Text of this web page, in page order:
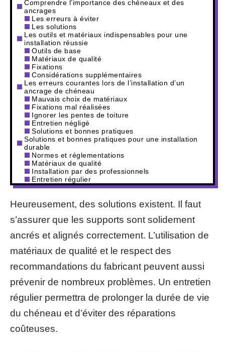
Comprendre l’importance des chéneaux et des
ancrages
Les erreurs à éviter
Les solutions
Les outils et matériaux indispensables pour une
installation réussie
Outils de base
Matériaux de qualité
Fixations
Considérations supplémentaires
Les erreurs courantes lors de l’installation d’un
ancrage de chéneau
Mauvais choix de matériaux
Fixations mal réalisées
Ignorer les pentes de toiture
Entretien négligé
Solutions et bonnes pratiques
Solutions et bonnes pratiques pour une installation
durable
Normes et réglementations
Matériaux de qualité
Installation par des professionnels
Entretien régulier
Heureusement, des solutions existent. Il faut
s’assurer que les supports sont solidement
ancrés et alignés correctement. L’utilisation de
matériaux de qualité et le respect des
recommandations du fabricant peuvent aussi
prévenir de nombreux problèmes. Un entretien
régulier permettra de prolonger la durée de vie
du chéneau et d’éviter des réparations
coûteuses.